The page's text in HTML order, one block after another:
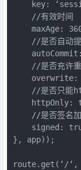
key:
    //有效时间
maxAge:
//是否自动
//是否充许
overwrite:
//是否只能
httpOnly:
//是否签名
signed:
}, app));
route.get(‘/